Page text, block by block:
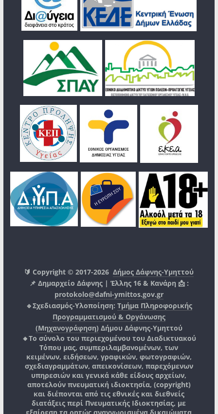
🔰 Copyright © 2017-2026Δήμος Δάφνης-Υμηττού
📌 Δημαρχείο Δάφνης | Έλλης 16 & Κανάρη 📩 :
protokolo@dafni-ymittos.gov.gr
🔹Σχεδιασμός-Υλοποίηση: Τμήμα Πληροφορικής
Προγραμματισμού & Οργάνωσης
(Μηχανογράφηση) Δήμου Δάφνης-Υμηττού
🔸Το σύνολο του περιεχομένου του Διαδικτυακού
Τόπου μας, συμπεριλαμβανομένων, των
κειμένων, ειδήσεων, γραφικών, φωτογραφιών,
σχεδιαγραμμάτων, απεικονίσεων, παρεχόμενων
υπηρεσιών και γενικά κάθε είδους αρχείων,
αποτελούν πνευματική ιδιοκτησία, (copyright)
και διέπονται από τις εθνικές και διεθνείς
διατάξεις περί Πνευματικής Ιδιοκτησίας, με